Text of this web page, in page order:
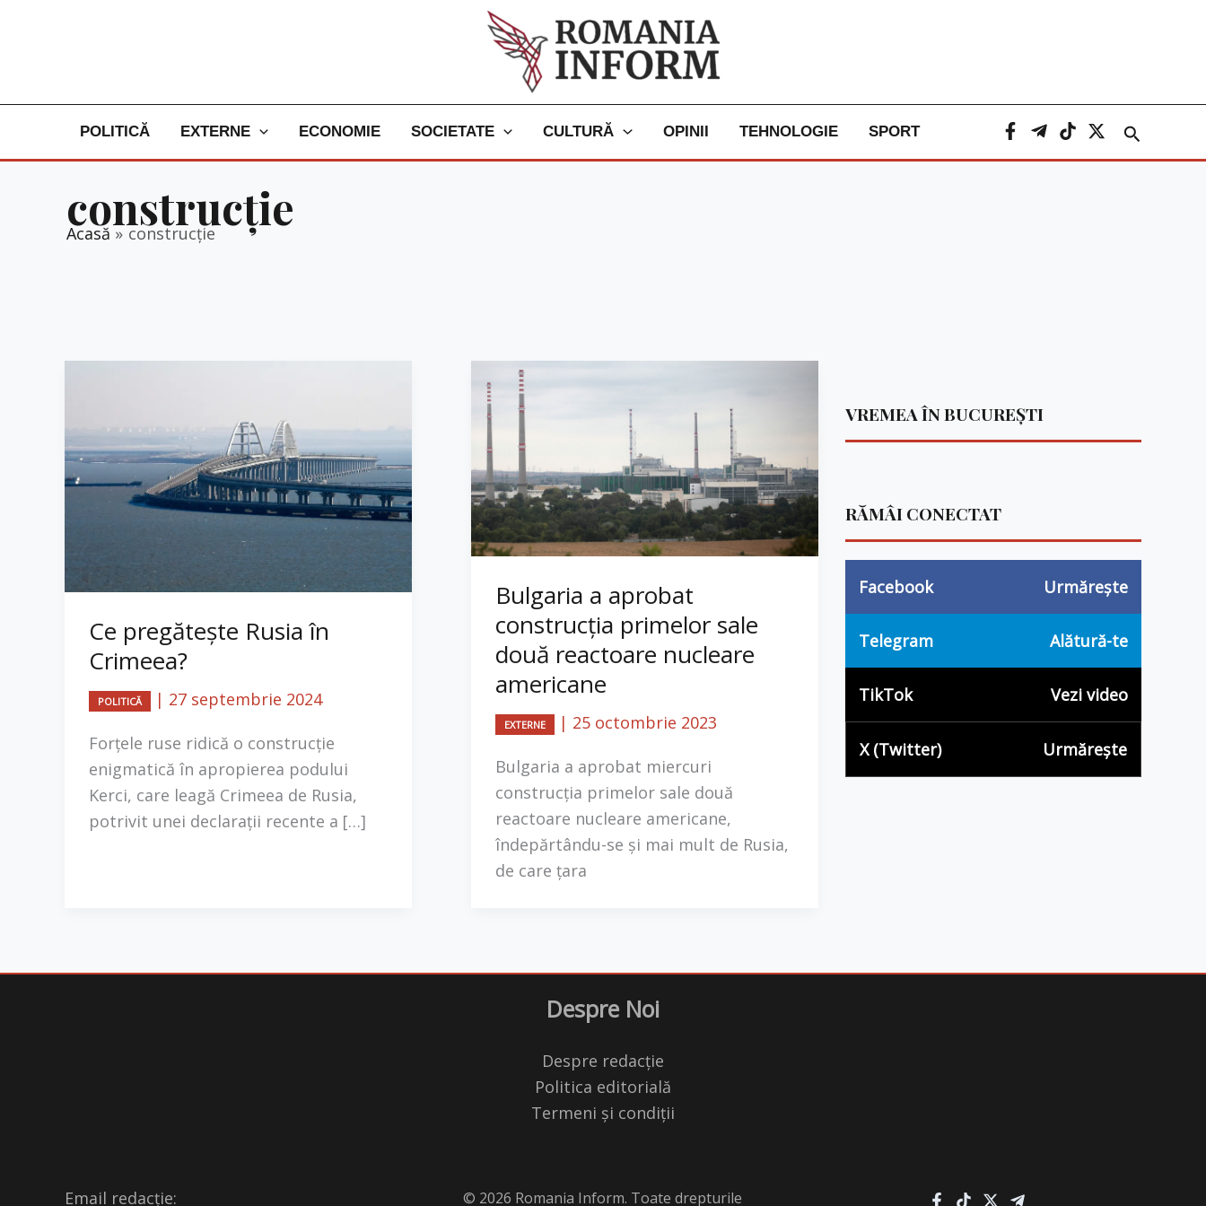
POLITICĂ EXTERNE ECONOMIE SOCIETATE CULTURĂ OPINII TEHNOLOGIE SPORT Caută
construcție
Acasă construcție
Ce pregătește Rusia în
Crimeea?
POLITICĂ | 27 septembrie 2024
Forțele ruse ridică o construcție
enigmatică în apropierea podului
Kerci, care leagă Crimeea de Rusia,
potrivit unei declarații recente a […]
Bulgaria a aprobat
construcția primelor sale
două reactoare nucleare
americane
EXTERNE | 25 octombrie 2023
Bulgaria a aprobat miercuri
construcția primelor sale două
reactoare nucleare americane,
îndepărtându-se și mai mult de Rusia,
de care țara
VREMEA ÎN BUCUREȘTI
RĂMÂI CONECTAT
Facebook Urmărește
Telegram Alătură-te
TikTok Vezi video
X (Twitter) Urmărește
Despre Noi
Despre redacție
Politica editorială
Termeni și condiții
Email redacție: © 2026 Romania Inform. Toate drepturile